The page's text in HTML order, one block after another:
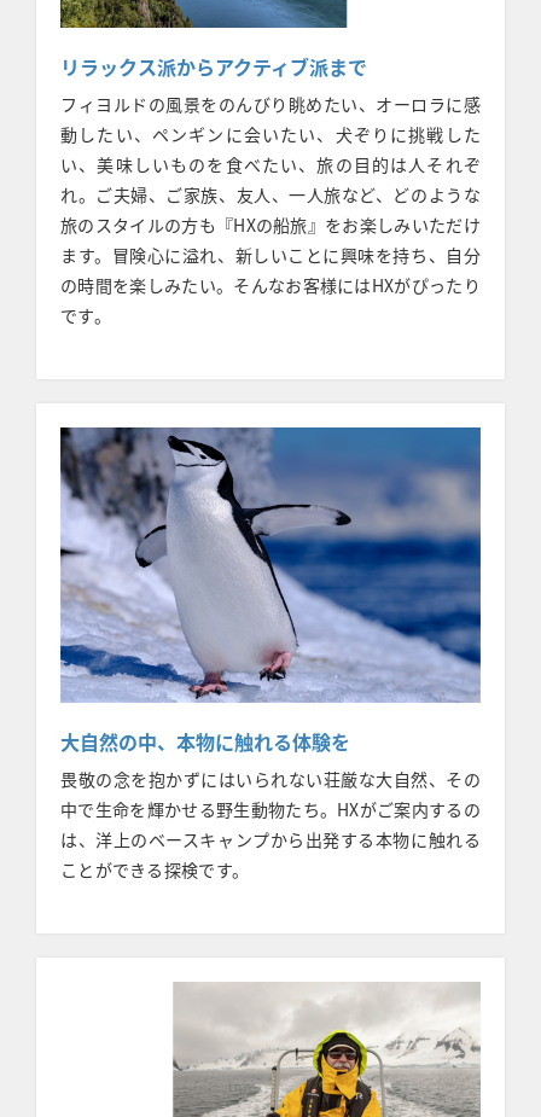
リラックス派からアクティブ派まで
フィヨルドの風景をのんびり眺めたい、オーロラに感
動したい、ペンギンに会いたい、犬ぞりに挑戦した
い、美味しいものを食べたい、旅の目的は人それぞ
れ。ご夫婦、ご家族、友人、一人旅など、どのような
旅のスタイルの方も『HXの船旅』をお楽しみいただけ
ます。冒険心に溢れ、新しいことに興味を持ち、自分
の時間を楽しみたい。そんなお客様にはHXがぴったり
です。
大自然の中、本物に触れる体験を
畏敬の念を抱かずにはいられない荘厳な大自然、その
中で生命を輝かせる野生動物たち。HXがご案内するの
は、洋上のベースキャンプから出発する本物に触れる
ことができる探検です。